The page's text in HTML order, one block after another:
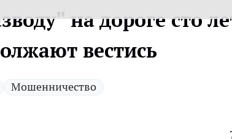
на дороге сто
вестись
Мошенничество